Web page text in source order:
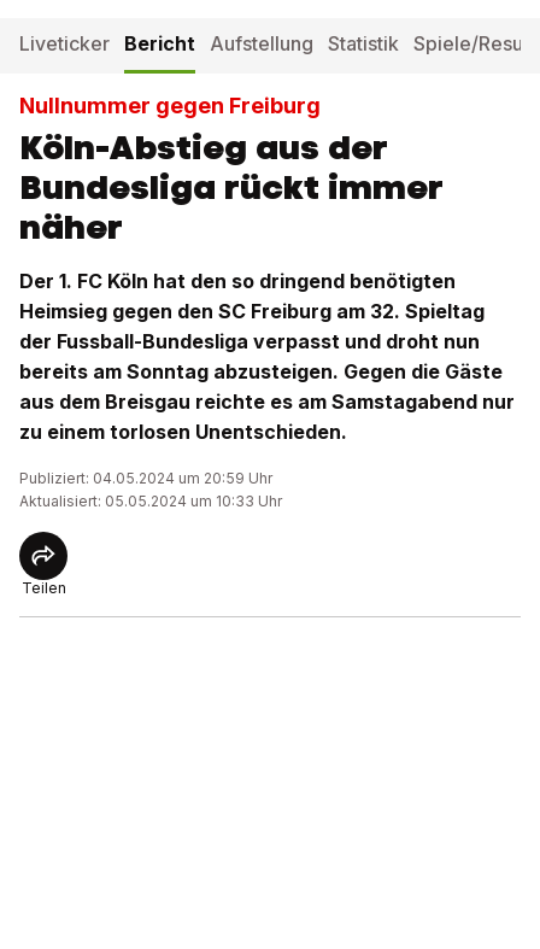
Liveticker Bericht Aufstellung Statistik Spiele/
Nullnummer gegen Freiburg
Köln-Abstieg aus der
Bundesliga rückt immer
näher
Der 1. FC Köln hat den so dringend benötigten
Heimsieg gegen den SC Freiburg am 32. Spieltag
der Fussball-Bundesliga verpasst und droht nun
bereits am Sonntag abzusteigen. Gegen die Gäste
aus dem Breisgau reichte es am Samstagabend nur
zu einem torlosen Unentschieden.
Publiziert: 04.05.2024 um 20:59 Uhr
Aktualisiert: 05.05.2024 um 10:33 Uhr
Teilen